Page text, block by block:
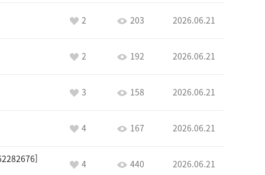
2 203 2026.06.21
2 192 2026.06.21
3 158 2026.06.21
4 167 2026.06.21
4 440 2026.06.21